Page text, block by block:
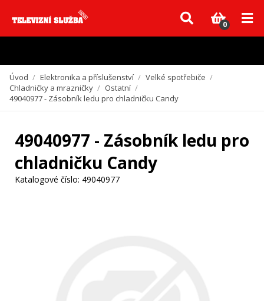
Vzhledem k aktuální situaci se může dodání dílů, které nejsou skladem,
zpozdit. Děkujeme za pochopení.
0
Úvod / Elektronika a příslušenství / Velké spotřebiče /
Chladničky a mrazničky / Ostatní /
49040977 - Zásobník ledu pro chladničku Candy
49040977 - Zásobník ledu pro
chladničku Candy
Katalogové číslo: 49040977